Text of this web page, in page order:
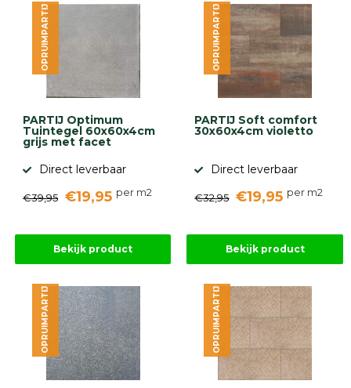
PARTIJ Optimum
Tuintegel 60x60x4cm
grijs met facet
Direct leverbaar
€39,95 €19,95 per m2
OPRUIMPARTIJ
Bekijk product
PARTIJ Soft comfort
30x60x4cm violetto
Direct leverbaar
€32,95 €19,95 per m2
OPRUIMPARTIJ
Bekijk product
OPRUIMPARTIJ OPRUIMPARTIJ